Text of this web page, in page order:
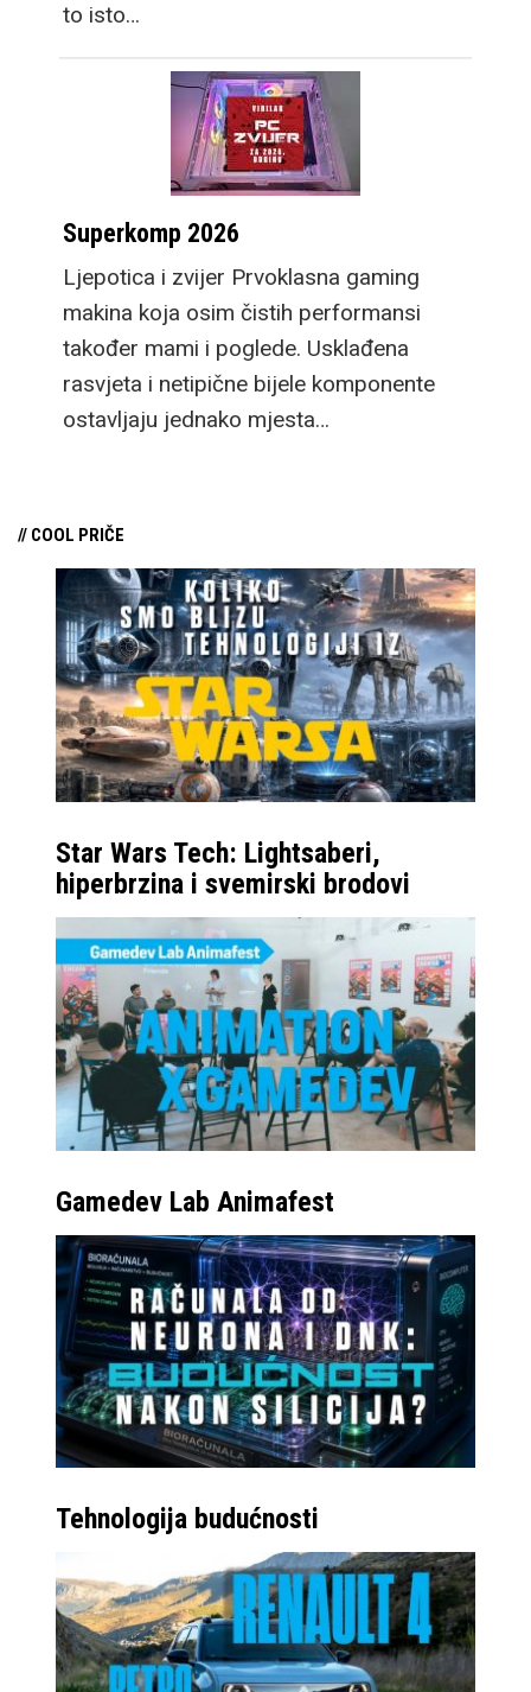
to isto…
Superkomp 2026
Ljepotica i zvijer Prvoklasna gaming
makina koja osim čistih performansi
također mami i poglede. Usklađena
rasvjeta i netipične bijele komponente
ostavljaju jednako mjesta…
// COOL PRIČE
Star Wars Tech: Lightsaberi,
hiperbrzina i svemirski brodovi
Gamedev Lab Animafest
Tehnologija budućnosti